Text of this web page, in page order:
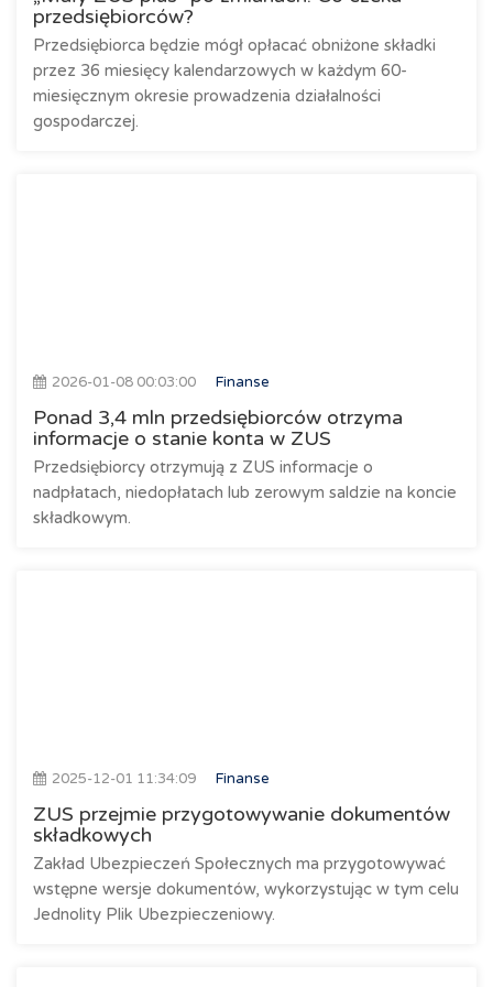
przedsiębiorców?
Przedsiębiorca będzie mógł opłacać obniżone składki
przez 36 miesięcy kalendarzowych w każdym 60-
miesięcznym okresie prowadzenia działalności
gospodarczej.
2026-01-08 00:03:00 Finanse
Ponad 3,4 mln przedsiębiorców otrzyma
informacje o stanie konta w ZUS
Przedsiębiorcy otrzymują z ZUS informacje o
nadpłatach, niedopłatach lub zerowym saldzie na koncie
składkowym.
2025-12-01 11:34:09 Finanse
ZUS przejmie przygotowywanie dokumentów
składkowych
Zakład Ubezpieczeń Społecznych ma przygotowywać
wstępne wersje dokumentów, wykorzystując w tym celu
Jednolity Plik Ubezpieczeniowy.